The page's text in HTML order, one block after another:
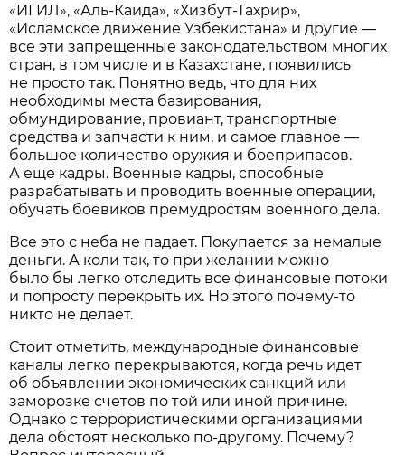
«ИГИЛ», «Аль-Каида», «Хизбут-Тахрир»,
«Исламское движение Узбекистана» и другие —
все эти запрещенные законодательством многих
стран, в том числе и в Казахстане, появились
не просто так. Понятно ведь, что для них
необходимы места базирования,
обмундирование, провиант, транспортные
средства и запчасти к ним, и самое главное —
большое количество оружия и боеприпасов.
А еще кадры. Военные кадры, способные
разрабатывать и проводить военные операции,
обучать боевиков премудростям военного дела.
Все это с неба не падает. Покупается за немалые
деньги. А коли так, то при желании можно
было бы легко отследить все финансовые потоки
и попросту перекрыть их. Но этого почему-то
никто не делает.
Стоит отметить, международные финансовые
каналы легко перекрываются, когда речь идет
об объявлении экономических санкций или
заморозке счетов по той или иной причине.
Однако с террористическими организациями
дела обстоят несколько по-другому. Почему?